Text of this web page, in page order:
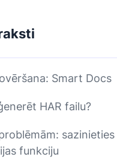
Smart Docs
HAR failu?
sazinieties
funkciju